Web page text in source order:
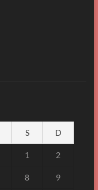
S D
1 2
8 9